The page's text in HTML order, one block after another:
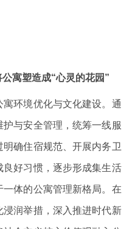
公寓塑造成“心灵的花园 ”
环境优化与文化建设。通
与安全管理，统筹一线服
确住宿规范、开展内务卫
好习惯，逐步形成集生活
体的公寓管理新格局。在
润举措，深入推进时代新